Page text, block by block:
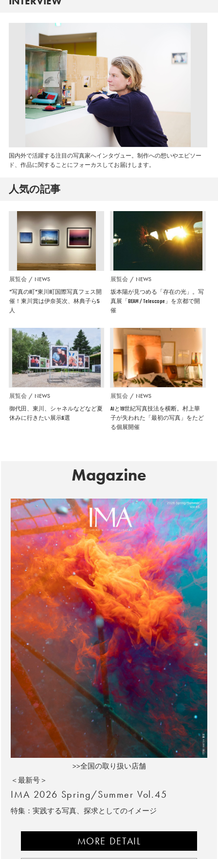
国内外で活躍する注目の写真家へインタヴュー。制作への想いやエピソー
ド、作品に関することにフォーカスしてお届けします。
人気の記事
展覧会 NEWS
”写真の町”東川町国際写真フェス開
催！東川賞は伊奈英次、林典子ら5
人
展覧会 NEWS
坂本陽が見つめる「存在の光」。写
真展「BEAM / Telescope」を京都で開
催
展覧会 NEWS
御代田、東川、シャネルなどなど夏
休みに行きたい展示6選
展覧会 NEWS
AIと19世紀写真技法を横断。村上華
子が失われた「最初の写真」をたど
る個展開催
Magazine
>>全国の取り扱い店舗
＜最新号＞
IMA 2026 Spring/Summer Vol.45
特集：実践する写真、探求としてのイメージ
MORE DETAIL